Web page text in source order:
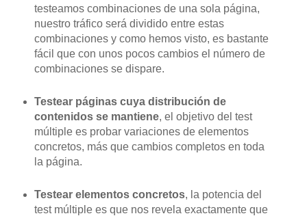
testeamos combinaciones de una sola página,
nuestro tráfico será dividido entre estas
combinaciones y como hemos visto, es bastante
fácil que con unos pocos cambios el número de
combinaciones se dispare.
Testear páginas cuya distribución de
contenidos se mantiene, el objetivo del test
múltiple es probar variaciones de elementos
concretos, más que cambios completos en toda
la página.
Testear elementos concretos, la potencia del
test múltiple es que nos revela exactamente que